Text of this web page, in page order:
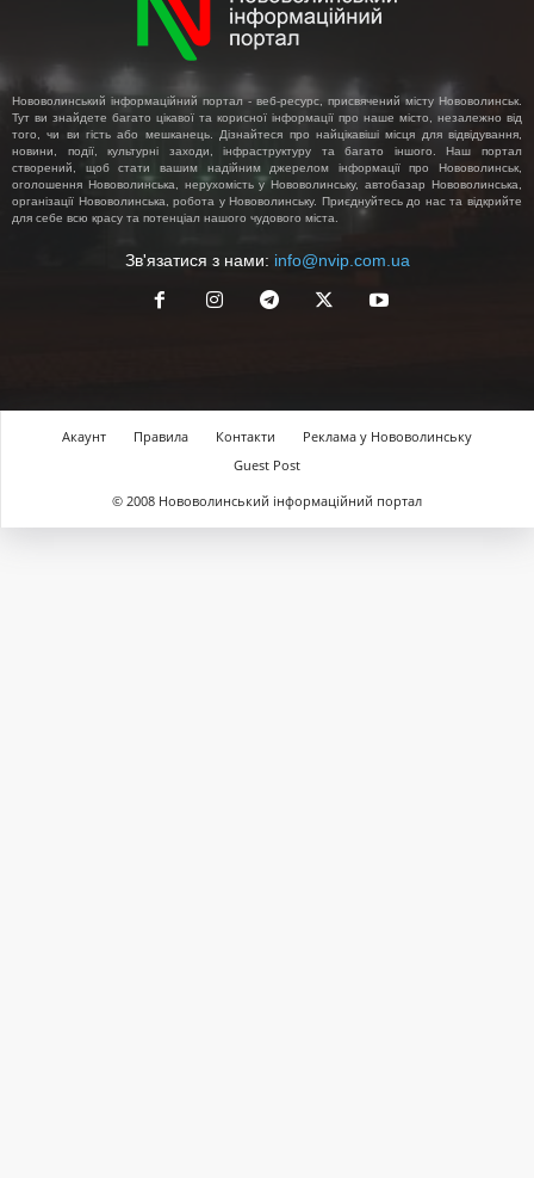
Нововолинський інформаційний портал - веб-ресурс, присвячений місту Нововолинськ.
Тут ви знайдете багато цікавої та корисної інформації про наше місто, незалежно від
того, чи ви гість або мешканець. Дізнайтеся про найцікавіші місця для відвідування,
новини, події, культурні заходи, інфраструктуру та багато іншого. Наш портал
створений, щоб стати вашим надійним джерелом інформації про Нововолинськ,
оголошення Нововолинська, нерухомість у Нововолинську, автобазар Нововолинська,
організації Нововолинська, робота у Нововолинську. Приєднуйтесь до нас та відкрийте
для себе всю красу та потенціал нашого чудового міста.
Зв'язатися з нами: info@nvip.com.ua
Акаунт Правила Контакти
Реклама у Нововолинську
Guest Post
© 2008 Нововолинський інформаційний портал